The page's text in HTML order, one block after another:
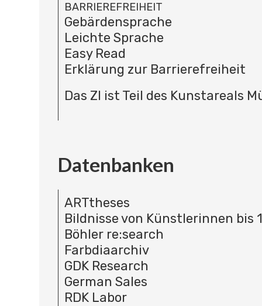
BARRIEREFREIHEIT
Gebärdensprache
Leichte Sprache
Easy Read
Erklärung zur Barrierefreiheit
Das ZI ist Teil des Kunstareals
Datenbanken
ARTtheses
Bildnisse von Künstlerinnen bis
Böhler re:search
Farbdiaarchiv
GDK Research
German Sales
RDK Labor